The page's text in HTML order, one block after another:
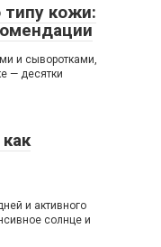
типу кожи:
и сыворотками,
— десятки
и активного
солнце и